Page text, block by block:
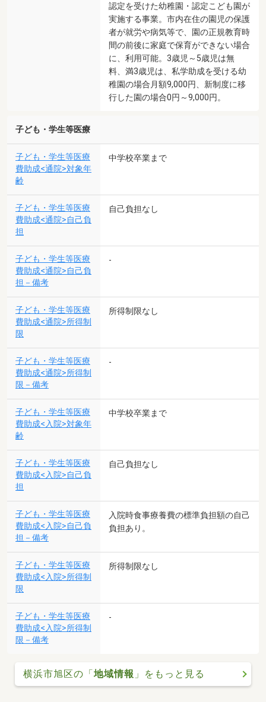
認定を受けた幼稚園・認定こども園が
実施する事業。市内在住の園児の保護
者が就労や病気等で、園の正規教育時
間の前後に家庭で保育ができない場合
に、利用可能。3歳児～5歳児は無
料、満3歳児は、私学助成を受ける幼
稚園の場合月額9,000円、新制度に移
行した園の場合0円～9,000円。
子ども・学生等医療
子ども・学生等医療
費助成<通院>対象年
齢
中学校卒業まで
子ども・学生等医療
費助成<通院>自己負
担
自己負担なし
子ども・学生等医療
費助成<通院>自己負
担－備考
-
子ども・学生等医療
費助成<通院>所得制
限
所得制限なし
子ども・学生等医療
費助成<通院>所得制
限－備考
-
子ども・学生等医療
費助成<入院>対象年
齢
中学校卒業まで
子ども・学生等医療
費助成<入院>自己負
担
自己負担なし
子ども・学生等医療
費助成<入院>自己負
担－備考
入院時食事療養費の標準負担額の自己
負担あり。
子ども・学生等医療
費助成<入院>所得制
限
所得制限なし
子ども・学生等医療
費助成<入院>所得制
限－備考
-
横浜市旭区の「地域情報 」をもっと見る